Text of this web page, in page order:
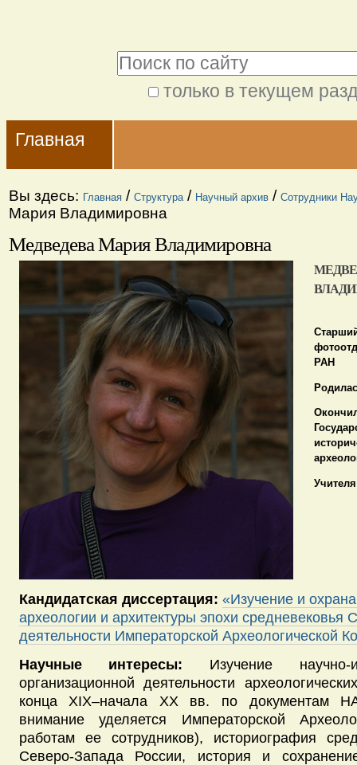
содержимому.
Перейти
навигации
только в текущем
поиск
Navigation
Главная
Вы здесь: Главная / Структура / Научный архив / Сотрудники
Мария Владимировна
Медведева Мария Владимировна
РАН
Кандидатская диссертация: «Изучение и
археологии и архитектуры эпохи средневековья
деятельности Императорской Археологической
Научные интересы: Изучение научно-
организационной деятельности
конца XIX–начала XX вв. по документам
внимание уделяется Императорской
работам ее сотрудников), историография
Северо-Запада России, история и